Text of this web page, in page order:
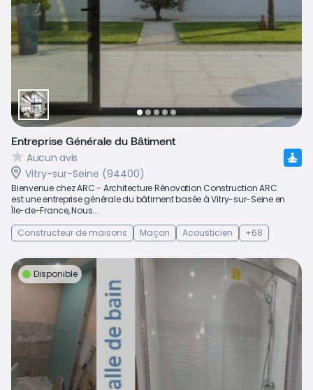
Entreprise Générale du Bâtiment
Aucun avis
Vitry-sur-Seine (94400)
Bienvenue chez ARC - Architecture Rénovation Construction ARC
est une entreprise générale du bâtiment basée à Vitry-sur-Seine en
Île-de-France, Nous...
Constructeur de maisons
Maçon Acousticien +68
Disponible